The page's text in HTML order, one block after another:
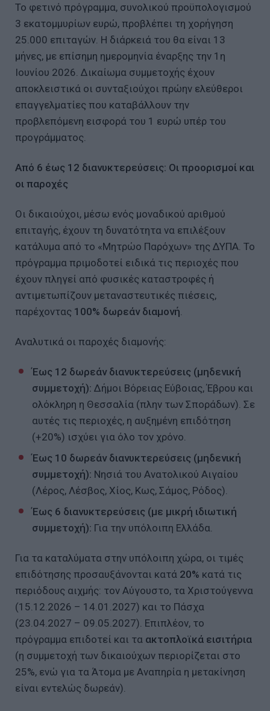
Το φετινό πρόγραμμα, συνολικού προϋπολογισμού
3 εκατομμυρίων ευρώ, προβλέπει τη χορήγηση
25.000 επιταγών. Η διάρκειά του θα είναι 13
μήνες, με επίσημη ημερομηνία έναρξης την 1η
Ιουνίου 2026. Δικαίωμα συμμετοχής έχουν
αποκλειστικά οι συνταξιούχοι πρώην ελεύθεροι
επαγγελματίες που καταβάλλουν την
προβλεπόμενη εισφορά του 1 ευρώ υπέρ του
προγράμματος.
Από 6 έως 12 διανυκτερεύσεις: Οι προορισμοί και
οι παροχές
Οι δικαιούχοι, μέσω ενός μοναδικού αριθμού
επιταγής, έχουν τη δυνατότητα να επιλέξουν
κατάλυμα από το «Μητρώο Παρόχων» της ΔΥΠΑ. Το
πρόγραμμα πριμοδοτεί ειδικά τις περιοχές που
έχουν πληγεί από φυσικές καταστροφές ή
αντιμετωπίζουν μεταναστευτικές πιέσεις,
παρέχοντας 100% δωρεάν διαμονή
Αναλυτικά οι παροχές διαμονής:
Έως 12 δωρεάν διανυκτερεύσεις (μηδενική
συμμετοχή): Δήμοι Βόρειας Εύβοιας, Έβρου και
ολόκληρη η Θεσσαλία (πλην των Σποράδων). Σε
αυτές τις περιοχές, η αυξημένη επιδότηση
(+20%) ισχύει για όλο τον χρόνο.
Έως 10 δωρεάν διανυκτερεύσεις (μηδενική
συμμετοχή): Νησιά του Ανατολικού Αιγαίου
(Λέρος, Λέσβος, Χίος, Κως, Σάμος, Ρόδος).
Έως 6 διανυκτερεύσεις (με μικρή ιδιωτική
συμμετοχή): Για την υπόλοιπη Ελλάδα.
Για τα καταλύματα στην υπόλοιπη χώρα, οι τιμές
επιδότησης προσαυξάνονται κατά 20% κατά τις
περιόδους αιχμής: τον Αύγουστο, τα Χριστούγεννα
(15.12.2026 – 14.01.2027) και το Πάσχα
(23.04.2027 – 09.05.2027). Επιπλέον, το
πρόγραμμα επιδοτεί και τα ακτοπλοϊκά εισιτήρια
(η συμμετοχή των δικαιούχων περιορίζεται στο
25%, ενώ για τα Άτομα με Αναπηρία η μετακίνηση
είναι εντελώς δωρεάν).